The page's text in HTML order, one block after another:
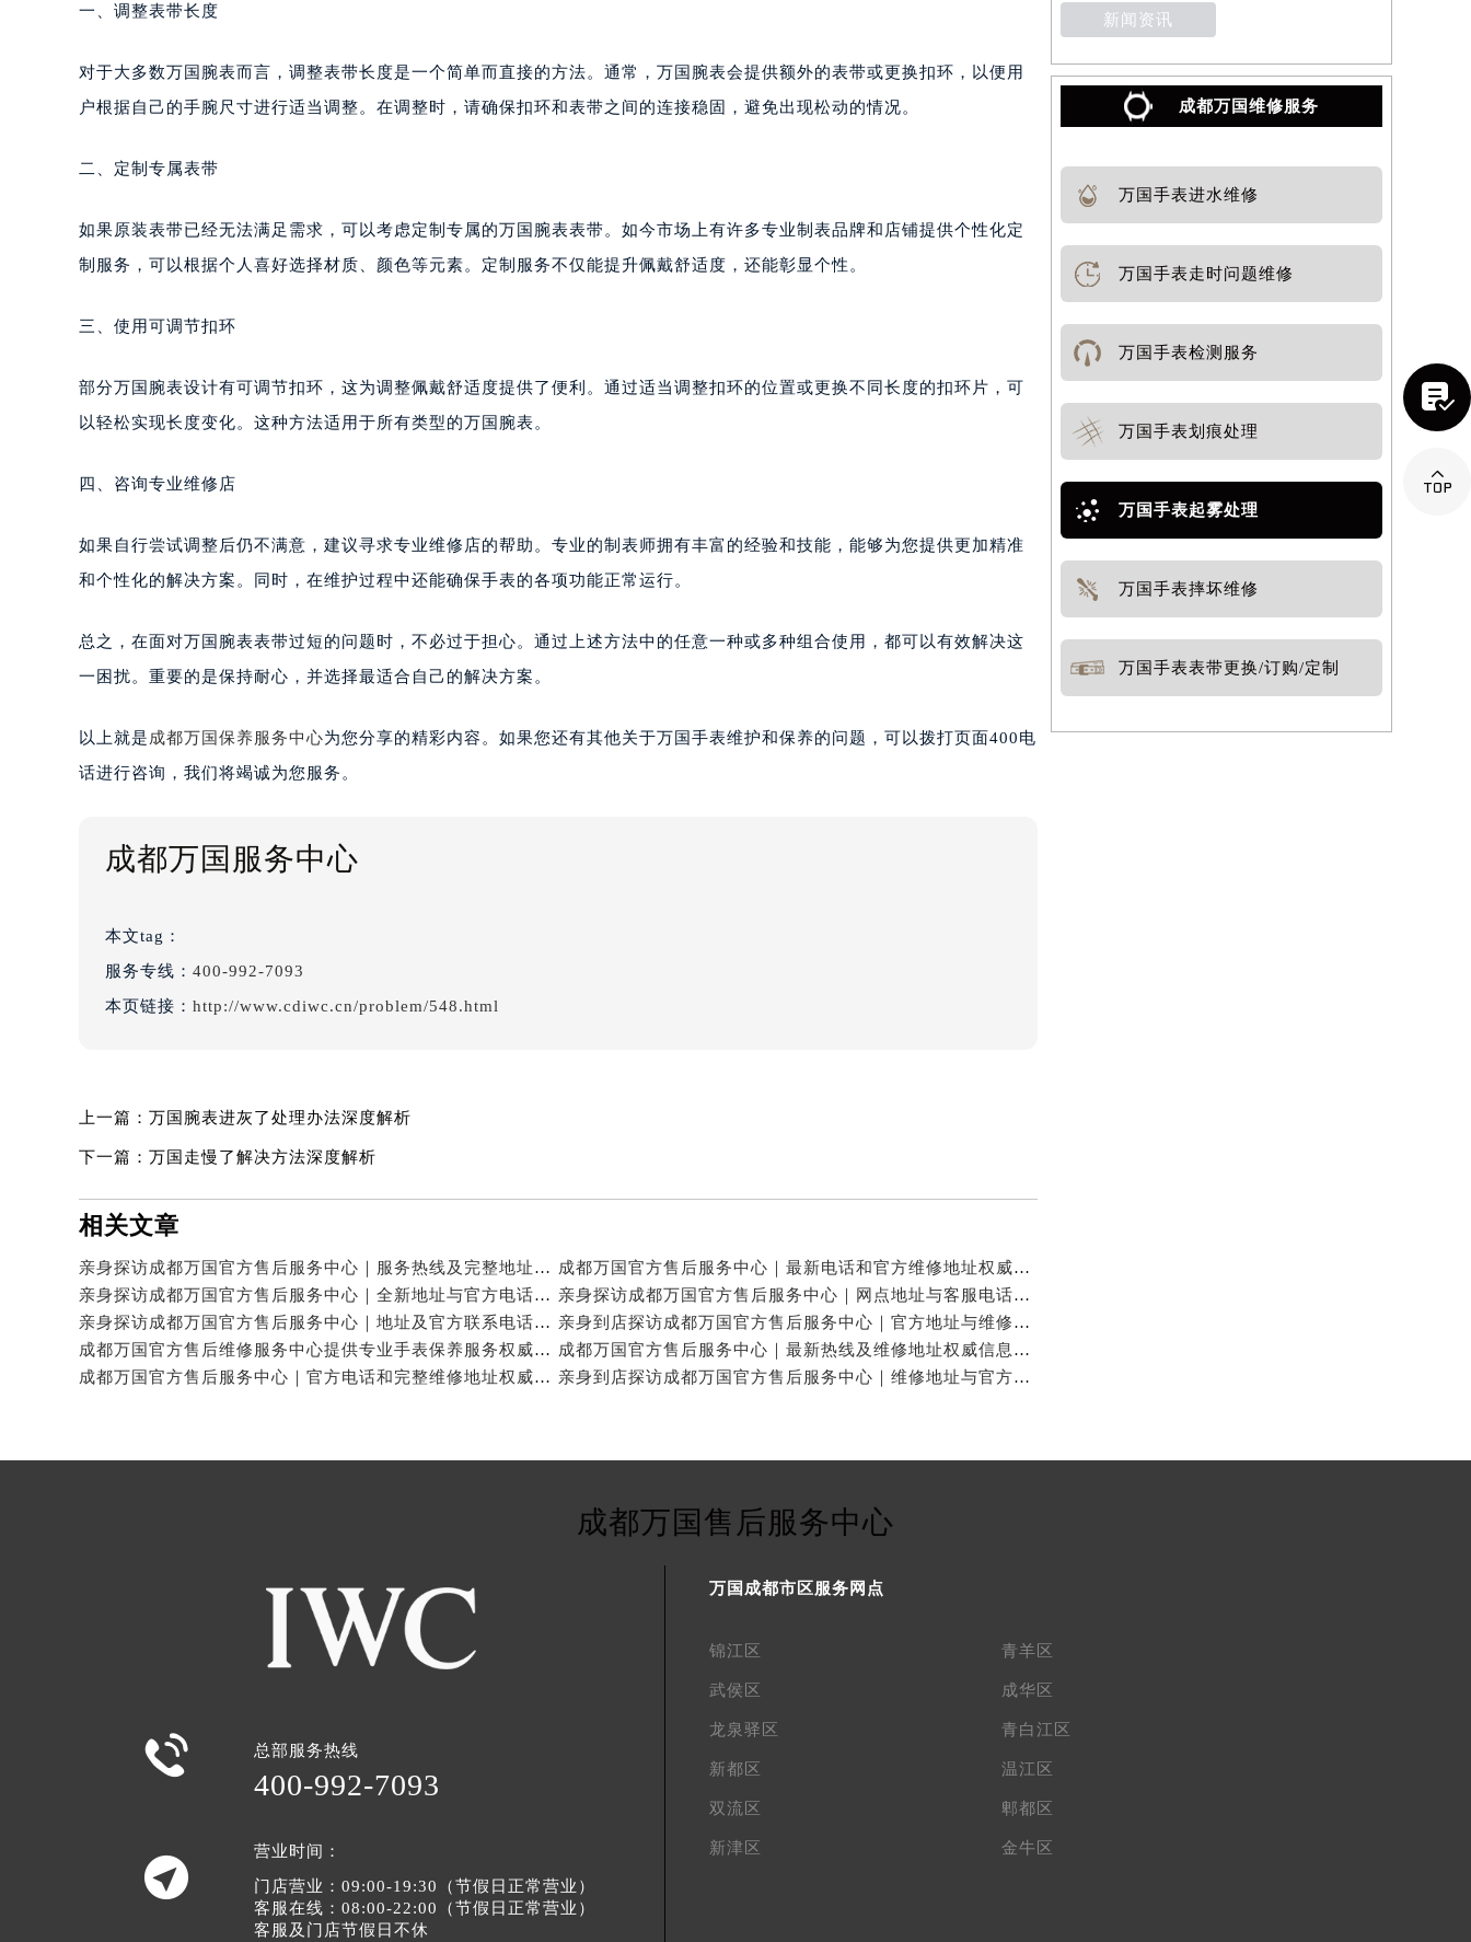
一、调整表带长度
对于大多数万国腕表而言，调整表带长度是一个简单而直接的方法。通常，万国腕表会提供额外的表带或更换扣环，以便用
户根据自己的手腕尺寸进行适当调整。在调整时，请确保扣环和表带之间的连接稳固，避免出现松动的情况。
二、定制专属表带
如果原装表带已经无法满足需求，可以考虑定制专属的万国腕表表带。如今市场上有许多专业制表品牌和店铺提供个性化定
制服务，可以根据个人喜好选择材质、颜色等元素。定制服务不仅能提升佩戴舒适度，还能彰显个性。
三、使用可调节扣环
部分万国腕表设计有可调节扣环，这为调整佩戴舒适度提供了便利。通过适当调整扣环的位置或更换不同长度的扣环片，可
以轻松实现长度变化。这种方法适用于所有类型的万国腕表。
四、咨询专业维修店
如果自行尝试调整后仍不满意，建议寻求专业维修店的帮助。专业的制表师拥有丰富的经验和技能，能够为您提供更加精准
和个性化的解决方案。同时，在维护过程中还能确保手表的各项功能正常运行。
总之，在面对万国腕表表带过短的问题时，不必过于担心。通过上述方法中的任意一种或多种组合使用，都可以有效解决这
一困扰。重要的是保持耐心，并选择最适合自己的解决方案。
以上就是 成都万国保养服务中心为您分享的精彩内容。如果您还有其他关于万国手表维护和保养的问题，可以拨打页面400电
话进行咨询，我们将竭诚为您服务。
成都万国服务中心
本文tag：
服务专线： 400-992-7093
本页链接： http://www.cdiwc.cn/problem/548.html
上一篇： 万国腕表进灰了处理办法深度解析
下一篇： 万国走慢了解决方法深度解析
相关文章
亲身探访成都万国官方售后服务中心｜服务热线及完整地址（2026年7月最新）
成都万国官方售后服务中心｜最新电话和官方维修地址权威信息公示（2026年7月最新）
亲身探访成都万国官方售后服务中心｜全新地址与官方电话（2026年7月最新）
亲身探访成都万国官方售后服务中心｜网点地址与客服电话（2026年7月最新）
亲身探访成都万国官方售后服务中心｜地址及官方联系电话（2026年7月最新）
亲身到店探访成都万国官方售后服务中心｜官方地址与维修热线（2026年7月最新）
成都万国官方售后维修服务中心提供专业手表保养服务权威公示（2026年7月最新）
成都万国官方售后服务中心｜最新热线及维修地址权威信息公示（2026年7月最新）
成都万国官方售后服务中心｜官方电话和完整维修地址权威信息公示（2026年7月最新）
亲身到店探访成都万国官方售后服务中心｜维修地址与官方客服热线（2026年7月最新）
新闻资讯
成都万国维修服务
万国手表进水维修
万国手表走时问题维修
万国手表检测服务
万国手表划痕处理
万国手表起雾处理
万国手表摔坏维修
万国手表表带更换/订购/定制
成都万国售后服务中心
 总部服务热线
400-992-7093

营业时间：
门店营业：09:00-19:30（节假日正常营业）
客服在线：08:00-22:00（节假日正常营业）
客服及门店节假日不休
万国成都市区服务网点
锦江区 青羊区
武侯区 成华区
龙泉驿区 青白江区
新都区 温江区
双流区 郫都区
新津区 金牛区

